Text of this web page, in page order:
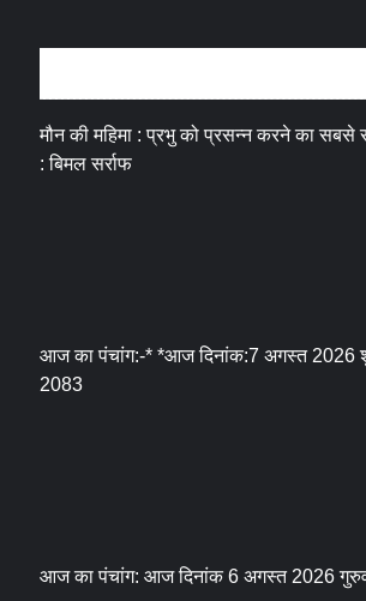
मौन की महिमा : प्रभु को प्रसन्न करने का सबसे
: बिमल सर्राफ
आज का पंचांग:-* *आज दिनांक:7 अगस्त 2026
2083